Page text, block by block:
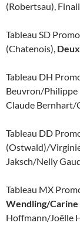
(Robertsau),
Tableau SD
(Chatenois),
Tableau DH
Beuvron/Philippe
Claude Bernhart/
Tableau DD
(Ostwald)/
Jaksch/Nelly
Tableau MX
Wendling/Carine
Hoffmann/Joëlle